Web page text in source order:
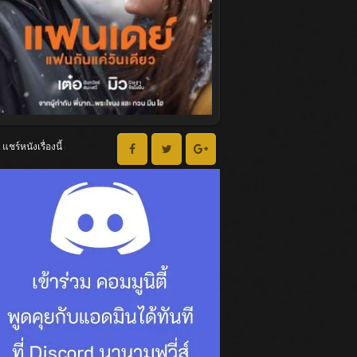
แชร์หนังเรื่องนี้ :